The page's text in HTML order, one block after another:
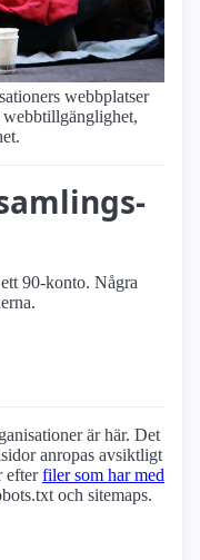
webbplatser
webbtillgänglighet,
90-konto. Några
är här. Det
anropas avsiktligt
efterfiler som har med
och sitemaps.